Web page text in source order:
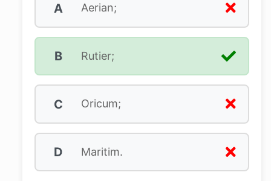
A Aerian;
B Rutier;
C Oricum;
D Maritim.